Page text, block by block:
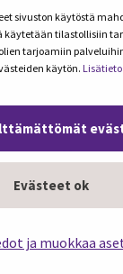
sivuston käytöstä
käytetään tilastollisiin
tarjoamiin
käytön.
Evästeet ok
ja muokkaa
Vaikka dataa on
hyödyntää
Kerätyn datan
rooli
arjessa